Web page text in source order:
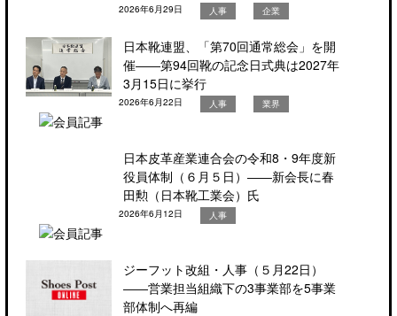
2026年6月29日 人事 企業
日本靴連盟、「第70回通常総会」を開
催――第94回靴の記念日式典は2027年
3月15日に挙行
2026年6月22日 人事 業界
日本皮革産業連合会の令和8・9年度新
役員体制（６月５日）――新会長に春
田勲（日本靴工業会）氏
2026年6月12日 人事
ジーフット改組・人事（５月22日）
――営業担当組織下の3事業部を5事業
部体制へ再編